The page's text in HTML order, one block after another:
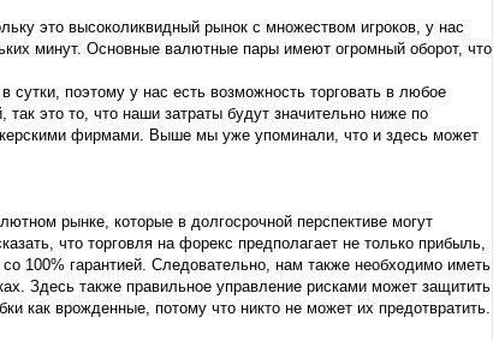
это высоколиквидный рынок с множеством игроков, у нас
минут. Основные валютные пары имеют огромный оборот, что
сутки, поэтому у нас есть возможность торговать в любое
это то, что наши затраты будут значительно ниже по
фирмами. Выше мы уже упоминали, что и здесь может
рынке, которые в долгосрочной перспективе могут
что торговля на форекс предполагает не только прибыль,
100% гарантией. Следовательно, нам также необходимо иметь
Здесь также правильное управление рисками может защитить
как врожденные, потому что никто не может их предотвратить.